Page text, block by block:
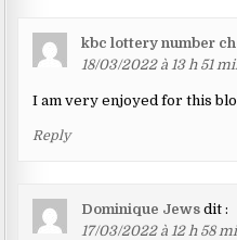
kbc lottery number
18/03/2022 à 13 h 51
I am very enjoyed for this
Reply
Dominique Jews dit :
17/03/2022 à 12 h 58